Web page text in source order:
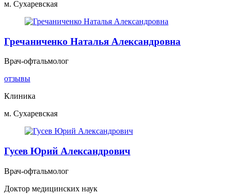
м. Сухаревская
Гречаниченко Наталья Александровна
Врач-офтальмолог
отзывы
Клиника
м. Сухаревская
Гусев Юрий Александрович
Врач-офтальмолог
Доктор медицинских наук